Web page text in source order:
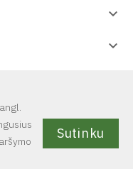
keyboard_arrow_down
keyboard_arrow_down
Sutinku
informacija